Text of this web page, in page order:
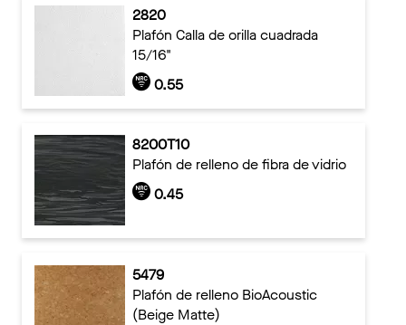
2820
Plafón Calla de orilla cuadrada
15/16"
0.55
8200T10
Plafón de relleno de fibra de vidrio
0.45
5479
Plafón de relleno BioAcoustic
(Beige Matte)